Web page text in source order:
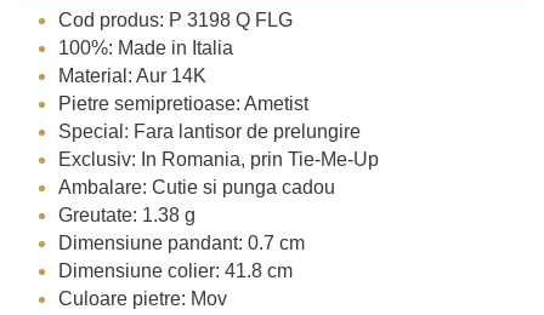
Cod produs: P 3198 Q FLG
100%: Made in Italia
Material: Aur 14K
Pietre semipretioase: Ametist
Special: Fara lantisor de prelungire
Exclusiv: In Romania, prin Tie-Me-Up
Ambalare: Cutie si punga cadou
Greutate: 1.38 g
Dimensiune pandant: 0.7 cm
Dimensiune colier: 41.8 cm
Culoare pietre: Mov